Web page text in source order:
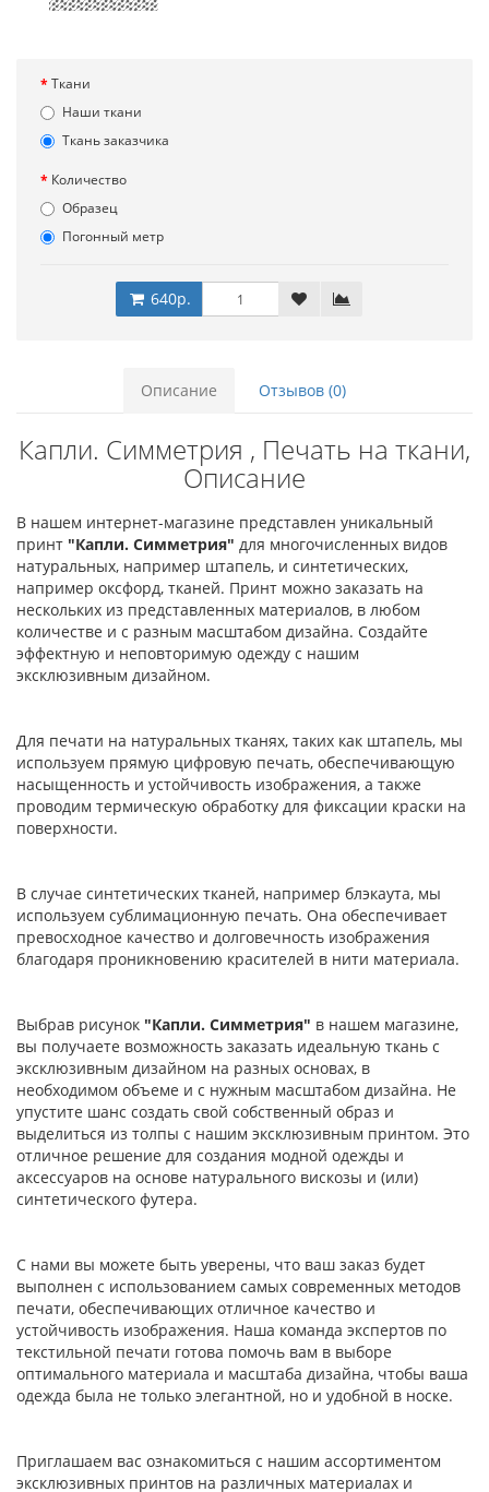
Ткани
Наши ткани
Ткань заказчика
Количество
Образец
Погонный метр
640р.
Описание Отзывов (0)
Капли. Симметрия , Печать на ткани,
Описание
В нашем интернет-магазине представлен уникальный
принт "Капли. Симметрия" для многочисленных видов
натуральных, например штапель, и синтетических,
например оксфорд, тканей. Принт можно заказать на
нескольких из представленных материалов, в любом
количестве и с разным масштабом дизайна. Создайте
эффектную и неповторимую одежду с нашим
эксклюзивным дизайном.
Для печати на натуральных тканях, таких как штапель, мы
используем прямую цифровую печать, обеспечивающую
насыщенность и устойчивость изображения, а также
проводим термическую обработку для фиксации краски на
поверхности.
В случае синтетических тканей, например блэкаута, мы
используем сублимационную печать. Она обеспечивает
превосходное качество и долговечность изображения
благодаря проникновению красителей в нити материала.
Выбрав рисунок "Капли. Симметрия" в нашем магазине,
вы получаете возможность заказать идеальную ткань с
эксклюзивным дизайном на разных основах, в
необходимом объеме и с нужным масштабом дизайна. Не
упустите шанс создать свой собственный образ и
выделиться из толпы с нашим эксклюзивным принтом. Это
отличное решение для создания модной одежды и
аксессуаров на основе натурального вискозы и (или)
синтетического футера.
С нами вы можете быть уверены, что ваш заказ будет
выполнен с использованием самых современных методов
печати, обеспечивающих отличное качество и
устойчивость изображения. Наша команда экспертов по
текстильной печати готова помочь вам в выборе
оптимального материала и масштаба дизайна, чтобы ваша
одежда была не только элегантной, но и удобной в носке.
Приглашаем вас ознакомиться с нашим ассортиментом
эксклюзивных принтов на различных материалах и